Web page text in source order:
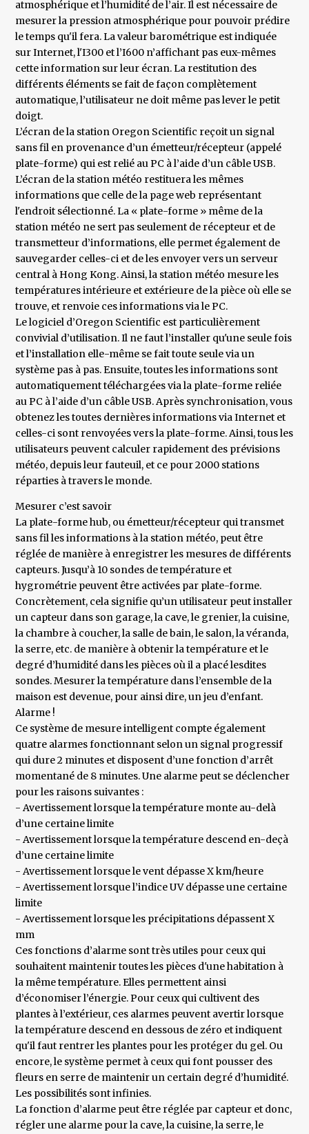
atmosphérique et l’humidité de l’air. Il est nécessaire de
mesurer la pression atmosphérique pour pouvoir prédire
le temps qu'il fera. La valeur barométrique est indiquée
sur Internet, l'I300 et l’I600 n’affichant pas eux-mêmes
cette information sur leur écran. La restitution des
différents éléments se fait de façon complètement
automatique, l’utilisateur ne doit même pas lever le petit
doigt.
L’écran de la station Oregon Scientific reçoit un signal
sans fil en provenance d’un émetteur/récepteur (appelé
plate-forme) qui est relié au PC à l’aide d’un câble USB.
L’écran de la station météo restituera les mêmes
informations que celle de la page web représentant
l'endroit sélectionné. La « plate-forme » même de la
station météo ne sert pas seulement de récepteur et de
transmetteur d’informations, elle permet également de
sauvegarder celles-ci et de les envoyer vers un serveur
central à Hong Kong. Ainsi, la station météo mesure les
températures intérieure et extérieure de la pièce où elle se
trouve, et renvoie ces informations via le PC.
Le logiciel d’Oregon Scientific est particulièrement
convivial d’utilisation. Il ne faut l’installer qu'une seule fois
et l’installation elle-même se fait toute seule via un
système pas à pas. Ensuite, toutes les informations sont
automatiquement téléchargées via la plate-forme reliée
au PC à l’aide d’un câble USB. Après synchronisation, vous
obtenez les toutes dernières informations via Internet et
celles-ci sont renvoyées vers la plate-forme. Ainsi, tous les
utilisateurs peuvent calculer rapidement des prévisions
météo, depuis leur fauteuil, et ce pour 2000 stations
réparties à travers le monde.
Mesurer c’est savoir
La plate-forme hub, ou émetteur/récepteur qui transmet
sans fil les informations à la station météo, peut être
réglée de manière à enregistrer les mesures de différents
capteurs. Jusqu’à 10 sondes de température et
hygrométrie peuvent être activées par plate-forme.
Concrètement, cela signifie qu’un utilisateur peut installer
un capteur dans son garage, la cave, le grenier, la cuisine,
la chambre à coucher, la salle de bain, le salon, la véranda,
la serre, etc. de manière à obtenir la température et le
degré d’humidité dans les pièces où il a placé lesdites
sondes. Mesurer la température dans l’ensemble de la
maison est devenue, pour ainsi dire, un jeu d’enfant.
Alarme !
Ce système de mesure intelligent compte également
quatre alarmes fonctionnant selon un signal progressif
qui dure 2 minutes et disposent d’une fonction d’arrêt
momentané de 8 minutes. Une alarme peut se déclencher
pour les raisons suivantes :
- Avertissement lorsque la température monte au-delà
d’une certaine limite
- Avertissement lorsque la température descend en-deçà
d’une certaine limite
- Avertissement lorsque le vent dépasse X km/heure
- Avertissement lorsque l’indice UV dépasse une certaine
limite
- Avertissement lorsque les précipitations dépassent X
mm
Ces fonctions d’alarme sont très utiles pour ceux qui
souhaitent maintenir toutes les pièces d'une habitation à
la même température. Elles permettent ainsi
d’économiser l’énergie. Pour ceux qui cultivent des
plantes à l’extérieur, ces alarmes peuvent avertir lorsque
la température descend en dessous de zéro et indiquent
qu'il faut rentrer les plantes pour les protéger du gel. Ou
encore, le système permet à ceux qui font pousser des
fleurs en serre de maintenir un certain degré d’humidité.
Les possibilités sont infinies.
La fonction d’alarme peut être réglée par capteur et donc,
régler une alarme pour la cave, la cuisine, la serre, le